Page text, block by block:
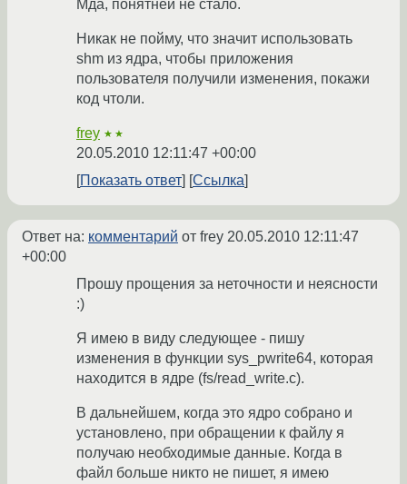
Мда, понятней не стало.
Никак не пойму, что значит использовать
shm из ядра, чтобы приложения
пользователя получили изменения, покажи
код чтоли.
frey ★★
20.05.2010 12:11:47 +00:00
Показать ответ
Ссылка
Ответ на: комментарий от frey 20.05.2010 12:11:47
+00:00
Прошу прощения за неточности и неясности
:)
Я имею в виду следующее - пишу
изменения в функции sys_pwrite64, которая
находится в ядре (fs/read_write.c).
В дальнейшем, когда это ядро собрано и
установлено, при обращении к файлу я
получаю необходимые данные. Когда в
файл больше никто не пишет, я имею